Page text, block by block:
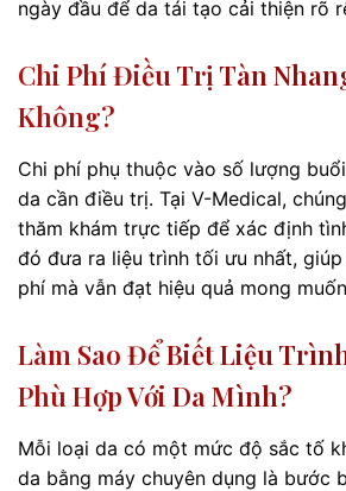
ngày đầu để da tái tạo cải thiện rõ
Chi Phí Điều Trị Tàn
Không?
Chi phí phụ thuộc vào số lượng
da cần điều trị. Tại V-Medical,
thăm khám trực tiếp để xác định
đó đưa ra liệu trình tối ưu nhất,
phí mà vẫn đạt hiệu quả mong
Làm Sao Để Biết Liệu
Phù Hợp Với Da Mình?
Mỗi loại da có một mức độ sắc tố
da bằng máy chuyên dụng là bước